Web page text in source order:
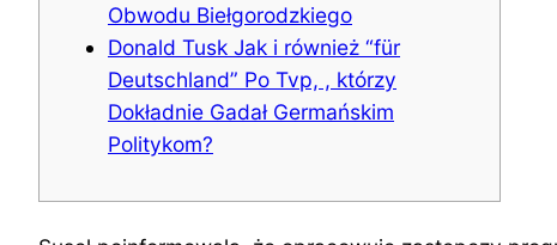
Obwodu Biełgorodzkiego
Donald Tusk Jak i również “für
Deutschland” Po Tvp, , którzy
Dokładnie Gadał Germańskim
Politykom?